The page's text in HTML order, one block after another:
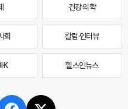
건강·의학
회 칼럼·인터뷰
헬스인뉴스